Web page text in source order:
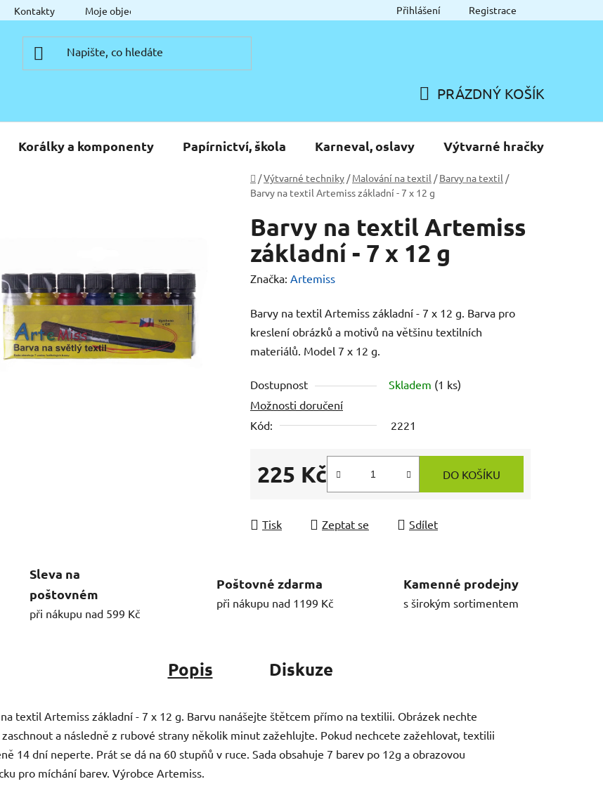
Kontakty Moje objednávka Přihlášení Registrace
KOŠÍK
PRÁZDNÝ KOŠÍK
Korálky a komponenty Papírnictví, škola Karneval, oslavy Výtvarné hračky
Domů
/Výtvarné techniky / Malování na textil / Barvy na textil /
Barvy na textil Artemiss základní - 7 x 12 g
Barvy na textil Artemiss
základní - 7 x 12 g
Značka: Artemiss
Barvy na textil Artemiss základní - 7 x 12 g. Barva pro
kreslení obrázků a motivů na většinu textilních
materiálů. Model 7 x 12 g.
Dostupnost Skladem (1 ks)
Možnosti doručení
Kód:
2221
225 Kč DO KOŠÍKU
Tisk Zeptat se Sdílet
Sleva na
poštovném
při nákupu nad 599 Kč
Poštovné zdarma
při nákupu nad 1199 Kč
Kamenné prodejny
s širokým sortimentem
Popis Diskuze
textil Artemiss základní - 7 x 12 g. Barvu nanášejte štětcem přímo na textilii. Obrázek nechte
a následně z rubové strany několik minut zažehlujte. Pokud nechcete zažehlovat, textilii
14 dní neperte. Prát se dá na 60 stupňů v ruce. Sada obsahuje 7 barev po 12g a obrazovou
pro míchání barev. Výrobce Artemiss.